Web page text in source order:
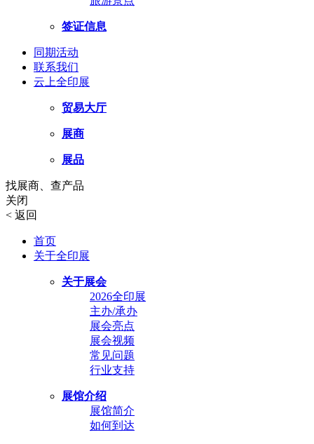
签证信息
同期活动
联系我们
云上全印展
贸易大厅
展商
展品
找展商、查产品
关闭
< 返回
首页
关于全印展
关于展会
2026全印展
主办/承办
展会亮点
展会视频
常见问题
行业支持
展馆介绍
展馆简介
如何到达